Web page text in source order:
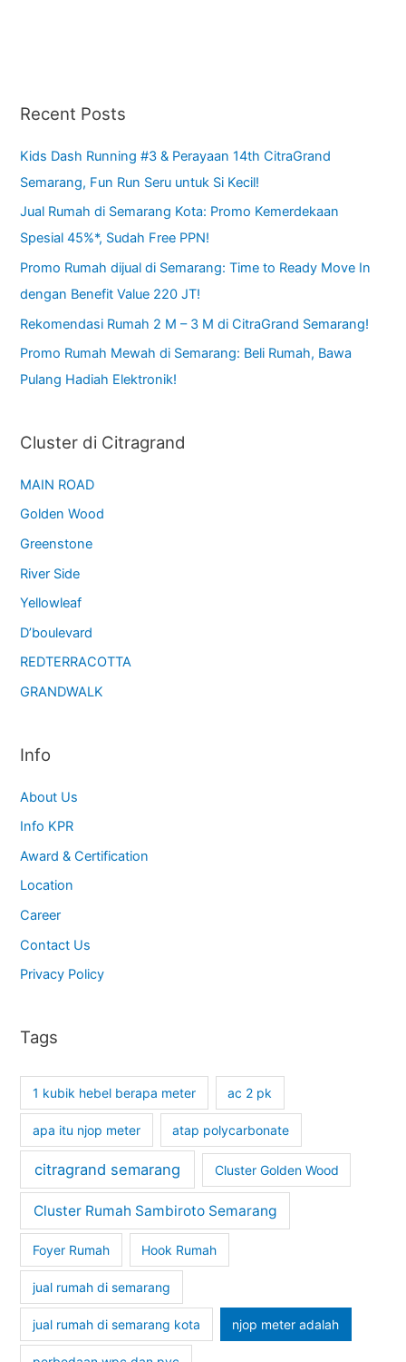
Recent Posts
Kids Dash Running #3 & Perayaan 14th CitraGrand
Semarang, Fun Run Seru untuk Si Kecil!
Jual Rumah di Semarang Kota: Promo Kemerdekaan
Spesial 45%*, Sudah Free PPN!
Promo Rumah dijual di Semarang: Time to Ready Move In
dengan Benefit Value 220 JT!
Rekomendasi Rumah 2 M – 3 M di CitraGrand Semarang!
Promo Rumah Mewah di Semarang: Beli Rumah, Bawa
Pulang Hadiah Elektronik!
Cluster di Citragrand
MAIN ROAD
Golden Wood
Greenstone
River Side
Yellowleaf
D’boulevard
REDTERRACOTTA
GRANDWALK
Info
About Us
Info KPR
Award & Certification
Location
Career
Contact Us
Privacy Policy
Tags
1 kubik hebel berapa meter ac 2 pk
apa itu njop meter atap polycarbonate
citragrand semarang Cluster Golden Wood
Cluster Rumah Sambiroto Semarang
Foyer Rumah Hook Rumah
jual rumah di semarang
jual rumah di semarang kota njop meter adalah